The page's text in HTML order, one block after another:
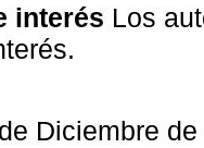
interés Los
Diciembre